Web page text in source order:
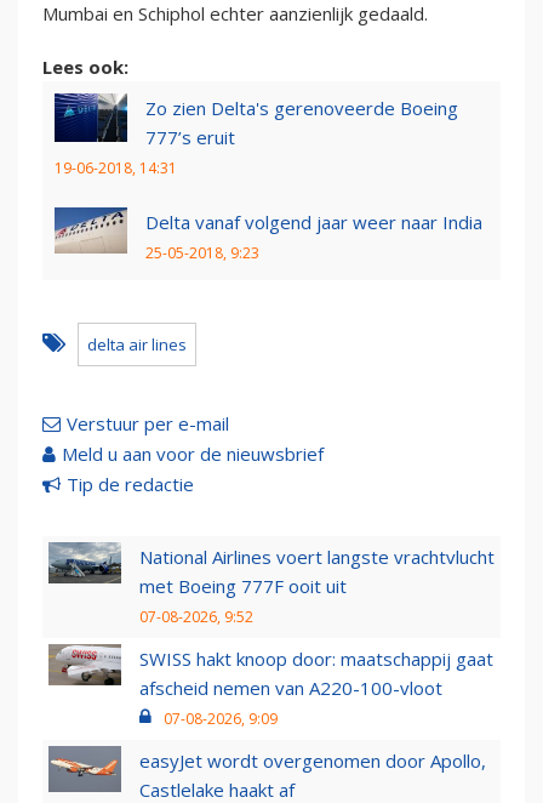
Mumbai en Schiphol echter aanzienlijk gedaald.
Lees ook:
Zo zien Delta's gerenoveerde Boeing
777’s eruit
19-06-2018, 14:31
Delta vanaf volgend jaar weer naar India
25-05-2018, 9:23
delta air lines
Verstuur per e-mail
Meld u aan voor de nieuwsbrief
Tip de redactie
National Airlines voert langste vrachtvlucht
met Boeing 777F ooit uit
07-08-2026, 9:52
SWISS hakt knoop door: maatschappij gaat
afscheid nemen van A220-100-vloot
07-08-2026, 9:09
easyJet wordt overgenomen door Apollo,
Castlelake haakt af